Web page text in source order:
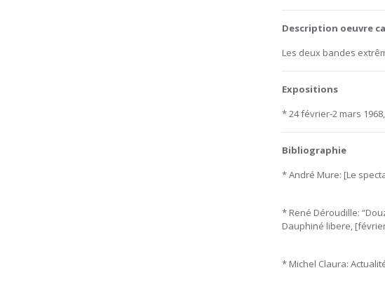
Description oeuvre
Les deux bandes
Expositions
* 24 février-2 mars
Bibliographie
* André Mure: [Le
* René Déroudille:
Dauphiné libere,
* Michel Claura: